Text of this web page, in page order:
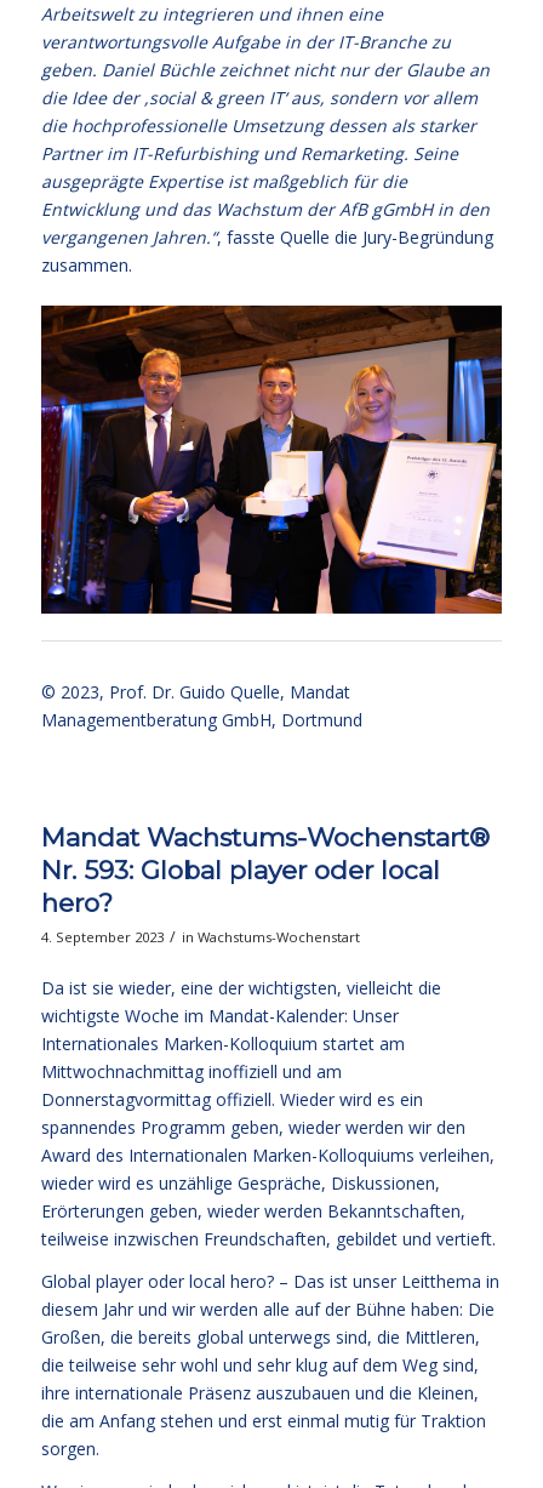
Arbeitswelt zu integrieren und ihnen eine
verantwortungsvolle Aufgabe in der IT-Branche zu
geben. Daniel Büchle zeichnet nicht nur der Glaube an
die Idee der ,social & green IT‘ aus, sondern vor allem
die hochprofessionelle Umsetzung dessen als starker
Partner im IT-Refurbishing und Remarketing. Seine
ausgeprägte Expertise ist maßgeblich für die
Entwicklung und das Wachstum der AfB gGmbH in den
vergangenen Jahren.“, fasste Quelle die Jury-Begründung
zusammen.
© 2023, Prof. Dr. Guido Quelle, Mandat
Managementberatung GmbH, Dortmund
Mandat Wachstums-Wochenstart®
Nr. 593: Global player oder local
hero?
4. September 2023 / in Wachstums-Wochenstart
Da ist sie wieder, eine der wichtigsten, vielleicht die
wichtigste Woche im Mandat-Kalender: Unser
Internationales Marken-Kolloquium startet am
Mittwochnachmittag inoffiziell und am
Donnerstagvormittag offiziell. Wieder wird es ein
spannendes Programm geben, wieder werden wir den
Award des Internationalen Marken-Kolloquiums verleihen,
wieder wird es unzählige Gespräche, Diskussionen,
Erörterungen geben, wieder werden Bekanntschaften,
teilweise inzwischen Freundschaften, gebildet und vertieft.
Global player oder local hero? – Das ist unser Leitthema in
diesem Jahr und wir werden alle auf der Bühne haben: Die
Großen, die bereits global unterwegs sind, die Mittleren,
die teilweise sehr wohl und sehr klug auf dem Weg sind,
ihre internationale Präsenz auszubauen und die Kleinen,
die am Anfang stehen und erst einmal mutig für Traktion
sorgen.